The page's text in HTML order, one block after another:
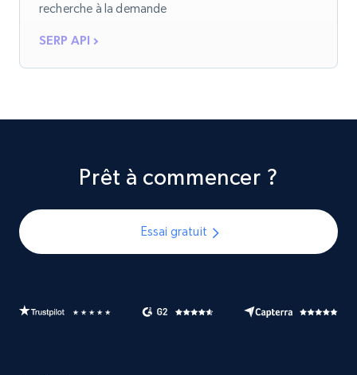
recherche à la demande
SERP API
Prêt à commencer ?
Essai gratuit